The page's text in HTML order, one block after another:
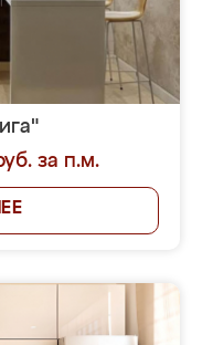
за п.м.